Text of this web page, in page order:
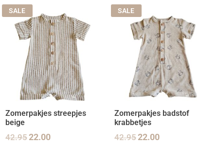
SALE
Zomerpakjes streepjes
beige
42.9522.00
SALE
Zomerpakjes badstof
krabbetjes
42.9522.00